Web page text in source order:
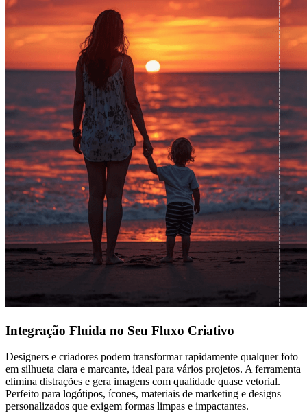
Integração Fluida no Seu Fluxo Criativo
Designers e criadores podem transformar rapidamente qualquer foto
em silhueta clara e marcante, ideal para vários projetos. A ferramenta
elimina distrações e gera imagens com qualidade quase vetorial.
Perfeito para logótipos, ícones, materiais de marketing e designs
personalizados que exigem formas limpas e impactantes.